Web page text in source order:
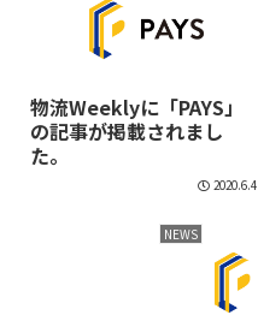
物流Weeklyに「PAYS」
の記事が掲載されまし
た。
2020.6.4
NEWS